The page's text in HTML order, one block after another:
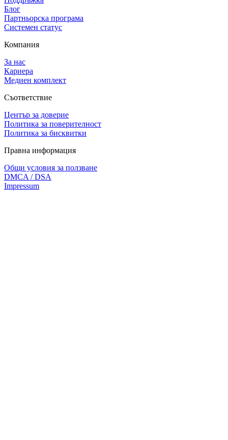
Блог
Партньорска програма
Системен статус
Компания
За нас
Кариера
Медиен комплект
Съответствие
Център за доверие
Политика за поверителност
Политика за бисквитки
Правна информация
Общи условия за ползване
DMCA / DSA
Impressum